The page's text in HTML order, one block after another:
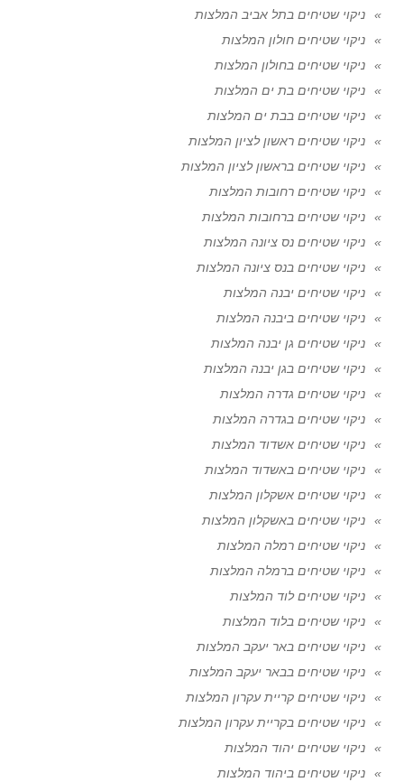
ניקוי שטיחים בתל אביב המלצות
ניקוי שטיחים חולון המלצות
ניקוי שטיחים בחולון המלצות
ניקוי שטיחים בת ים המלצות
ניקוי שטיחים בבת ים המלצות
ניקוי שטיחים ראשון לציון המלצות
ניקוי שטיחים בראשון לציון המלצות
ניקוי שטיחים רחובות המלצות
ניקוי שטיחים ברחובות המלצות
ניקוי שטיחים נס ציונה המלצות
ניקוי שטיחים בנס ציונה המלצות
ניקוי שטיחים יבנה המלצות
ניקוי שטיחים ביבנה המלצות
ניקוי שטיחים גן יבנה המלצות
ניקוי שטיחים בגן יבנה המלצות
ניקוי שטיחים גדרה המלצות
ניקוי שטיחים בגדרה המלצות
ניקוי שטיחים אשדוד המלצות
ניקוי שטיחים באשדוד המלצות
ניקוי שטיחים אשקלון המלצות
ניקוי שטיחים באשקלון המלצות
ניקוי שטיחים רמלה המלצות
ניקוי שטיחים ברמלה המלצות
ניקוי שטיחים לוד המלצות
ניקוי שטיחים בלוד המלצות
ניקוי שטיחים באר יעקב המלצות
ניקוי שטיחים בבאר יעקב המלצות
ניקוי שטיחים קריית עקרון המלצות
ניקוי שטיחים בקריית עקרון המלצות
ניקוי שטיחים יהוד המלצות
ניקוי שטיחים ביהוד המלצות